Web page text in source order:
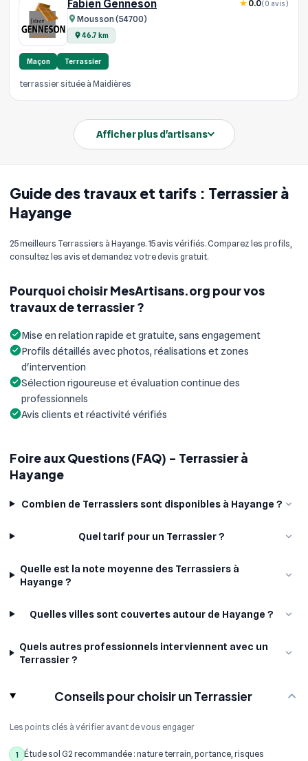
Guide des travaux et tarifs : Terrassier à
Hayange
25 meilleurs Terrassiers à Hayange. 15 avis vérifiés. Comparez les profils,
consultez les avis et demandez votre devis gratuit.
Pourquoi choisir MesArtisans.org pour vos
travaux de terrassier ?
Mise en relation rapide et gratuite, sans engagement
Profils détaillés avec photos, réalisations et zones
d'intervention
Sélection rigoureuse et évaluation continue des
professionnels
Avis clients et réactivité vérifiés
Foire aux Questions (FAQ) - Terrassier à
Hayange
Combien de Terrassiers sont disponibles à Hayange ?
Quel tarif pour un Terrassier ?
Quelle est la note moyenne des Terrassiers à
Hayange ?
Quelles villes sont couvertes autour de Hayange ?
Quels autres professionnels interviennent avec un
Terrassier ?
Conseils pour choisir un Terrassier
Les points clés à vérifier avant de vous engager
1
Étude sol G2 recommandée : nature terrain, portance, risques
Fabien Genneson
Mousson (54700)
46.7 km
0.0(0 avis)
Maçon Terrassier
terrassier située à Maidières
Afficher plus d'artisans